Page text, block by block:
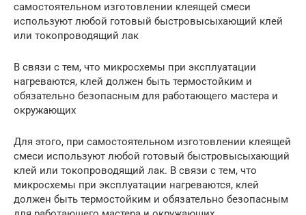
самостоятельном изготовлении клеящей смеси
используют любой готовый быстровысыхающий клей
или токопроводящий лак
В связи с тем, что микросхемы при эксплуатации
нагреваются, клей должен быть термостойким и
обязательно безопасным для работающего мастера и
окружающих
Для этого, при самостоятельном изготовлении клеящей
смеси используют любой готовый быстровысыхающий
клей или токопроводящий лак. В связи с тем, что
микросхемы при эксплуатации нагреваются, клей
должен быть термостойким и обязательно безопасным